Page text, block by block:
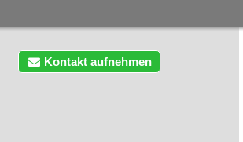
Kontakt aufnehmen